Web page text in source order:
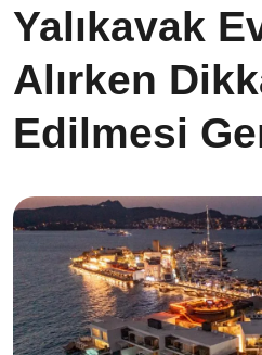
Yalıkavak
Alırken
Edilmesi